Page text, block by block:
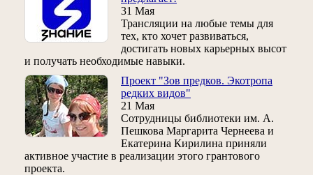
31 Мая
Трансляции на любые темы для
тех, кто хочет развиваться,
достигать новых карьерных высот
и получать необходимые навыки.
Проект "Зов предков. Экотропа
редких видов"
21 Мая
Сотрудницы библиотеки им. А.
Пешкова Маргарита Чернеева и
Екатерина Кирилина приняли
активное участие в реализации этого грантового
проекта.